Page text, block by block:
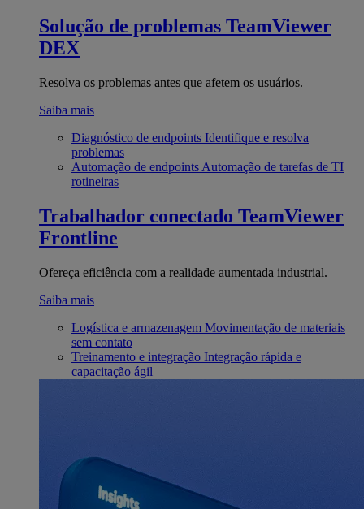
Solução de problemas TeamViewer
DEX
Resolva os problemas antes que afetem os usuários.
Saiba mais
Diagnóstico de endpoints Identifique e resolva
problemas
Automação de endpoints Automação de tarefas de TI
rotineiras
Trabalhador conectado TeamViewer
Frontline
Ofereça eficiência com a realidade aumentada industrial.
Saiba mais
Logística e armazenagem Movimentação de materiais
sem contato
Treinamento e integração Integração rápida e
capacitação ágil